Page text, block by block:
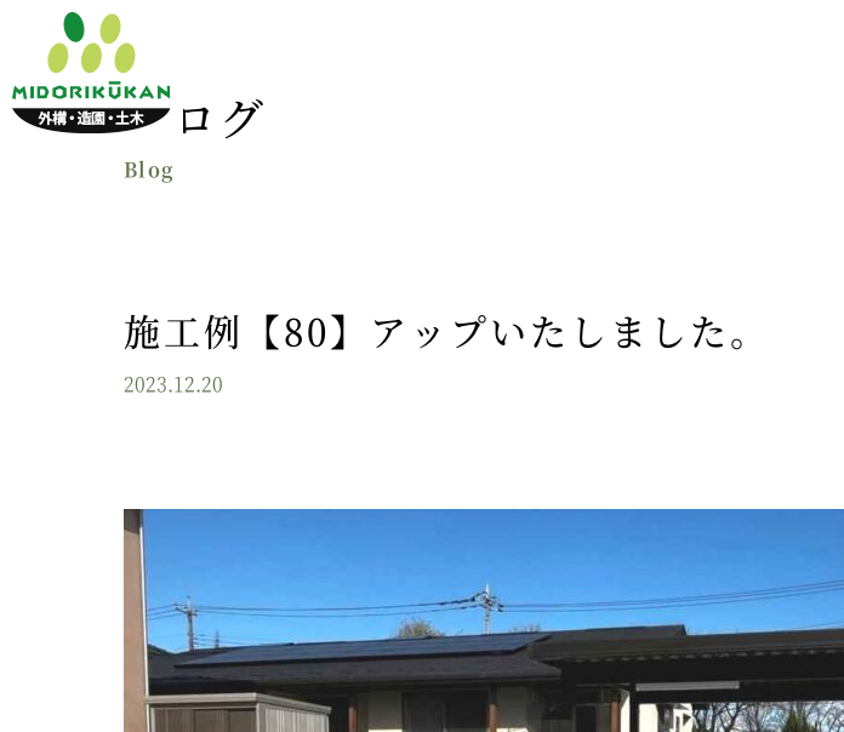
ブログ
施工例【80】アップいたしました。
2023.12.20